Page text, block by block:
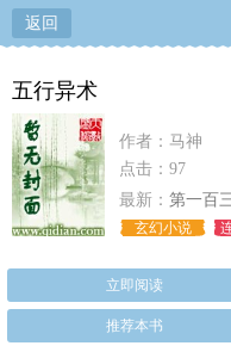
返回
五行异术
作者：马神
点击：97
最新： 第一百
玄幻小说
立即阅读
推荐本书